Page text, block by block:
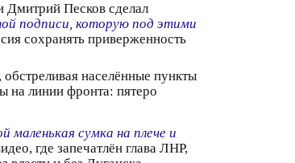
Дмитрий Песков сделал
подписи, которую под этими
сохранять приверженность
населённые пункты
на линии фронта: пятеро
маленькая сумка на плече и
где запечатлён глава ЛНР,